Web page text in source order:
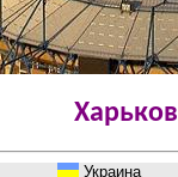
Харьков
Украина